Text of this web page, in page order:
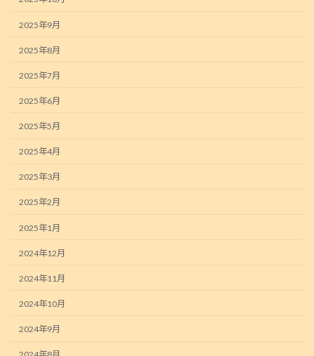
2025年9月
2025年8月
2025年7月
2025年6月
2025年5月
2025年4月
2025年3月
2025年2月
2025年1月
2024年12月
2024年11月
2024年10月
2024年9月